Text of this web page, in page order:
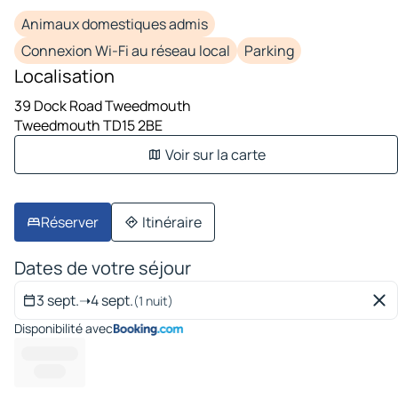
Animaux domestiques admis
Connexion Wi-Fi au réseau local
Parking
Localisation
39 Dock Road Tweedmouth
Tweedmouth TD15 2BE
Voir sur la carte
Réserver Itinéraire
Dates de votre séjour
3 sept.➝4 sept.(1 nuit)
Disponibilité avec